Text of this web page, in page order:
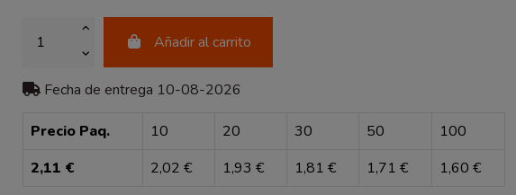
Añadir al carrito
Fecha de entrega 10-08-2026
Precio Paq. 10 20 30 50
100
2,11 €
2,02 € 1,93 € 1,81 € 1,71 € 1,60 €